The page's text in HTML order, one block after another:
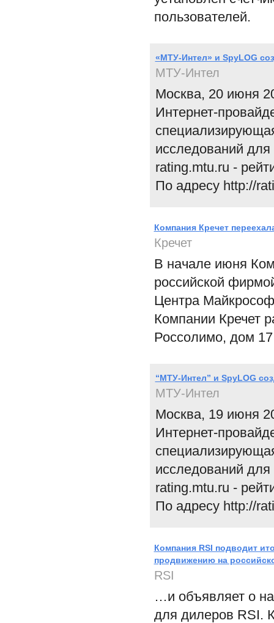
пользователей.
«МТУ-Интел» и SpyLOG
МТУ-Интел
Москва, 20 июня
Интернет-
исследований для
rating.mtu.ru -
По адресу http://
Компания Кречет
Кречет
В начале июня
российской
Центра
Компании Кречет
Россолимо, дом
“МТУ-Интел” и SpyLOG
МТУ-Интел
Москва, 19 июня
Интернет-
исследований для
rating.mtu.ru -
По адресу http://
Компания RSI подводит
продвижению на
RSI
…и объявляет о
для дилеров RSI.